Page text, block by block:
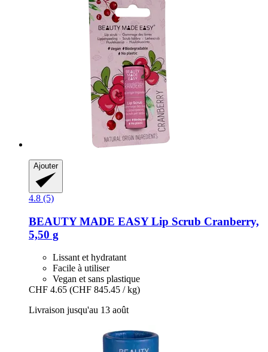
Ajouter
4.8 (5)
BEAUTY MADE EASYLip Scrub Cranberry,
5,50 g
Lissant et hydratant
Facile à utiliser
Vegan et sans plastique
CHF 4.65 (CHF 845.45 / kg)
Livraison jusqu'au 13 août